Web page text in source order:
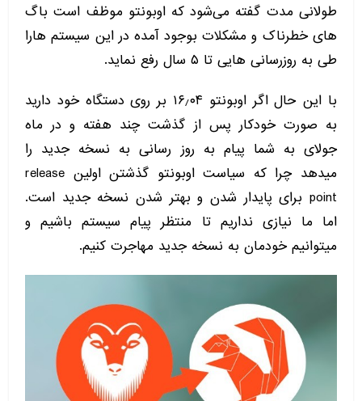
طولانی مدت گفته می‌شود که اوبونتو موظف است باگ
های خطرناک و مشکلات بوجود آمده در این سیستم هارا
طی به روزرسانی هایی تا ۵ سال رفع نماید.
با این حال اگر اوبونتو ۱۶٫۰۴ بر روی دستگاه خود دارید
به صورت خودکار پس از گذشت چند هفته و در ماه
جولای به شما پیام به روز رسانی به نسخه جدید را
میدهد چرا که سیاست اوبونتو گذشتن اولین release
point برای پایدار شدن و بهتر شدن نسخه جدید است.
اما ما نیازی نداریم تا منتظر پیام سیستم باشیم و
میتوانیم خودمان به نسخه جدید مهاجرت کنیم.